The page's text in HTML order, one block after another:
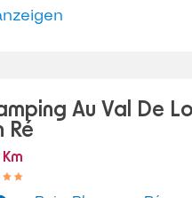
Au Val De
Ré
Km